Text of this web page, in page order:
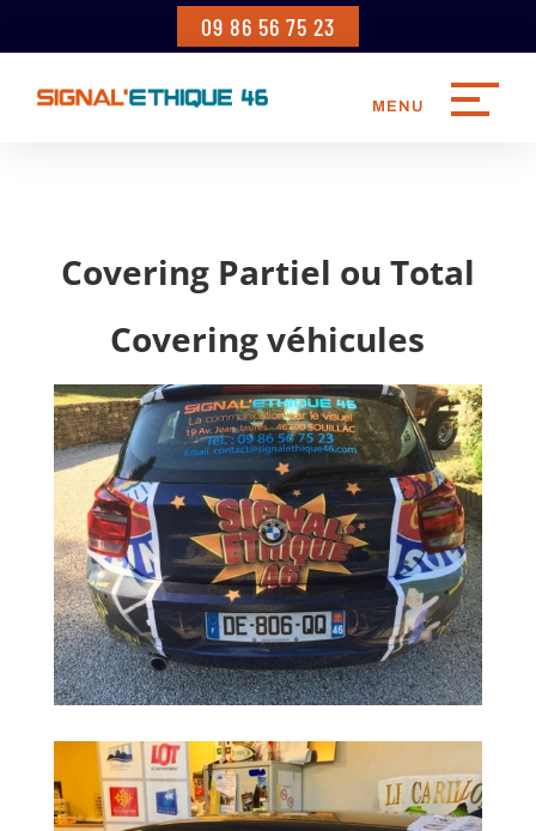
09 86 56 75 23
Covering Partiel ou Total
Covering véhicules